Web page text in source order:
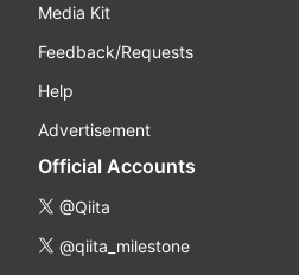
Media Kit
Feedback/Requests
Help
Advertisement
Official Accounts
@Qiita
@qiita_milestone